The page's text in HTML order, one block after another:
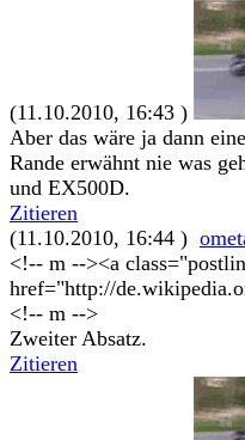
(11.10.2010, 16:43 )
Aber das wäre ja dann
Rande erwähnt nie was
und EX500D.
Zitieren
(11.10.2010, 16:44 )
<!-- m --><a
href="http://
<!-- m -->
Zweiter Absatz.
Zitieren